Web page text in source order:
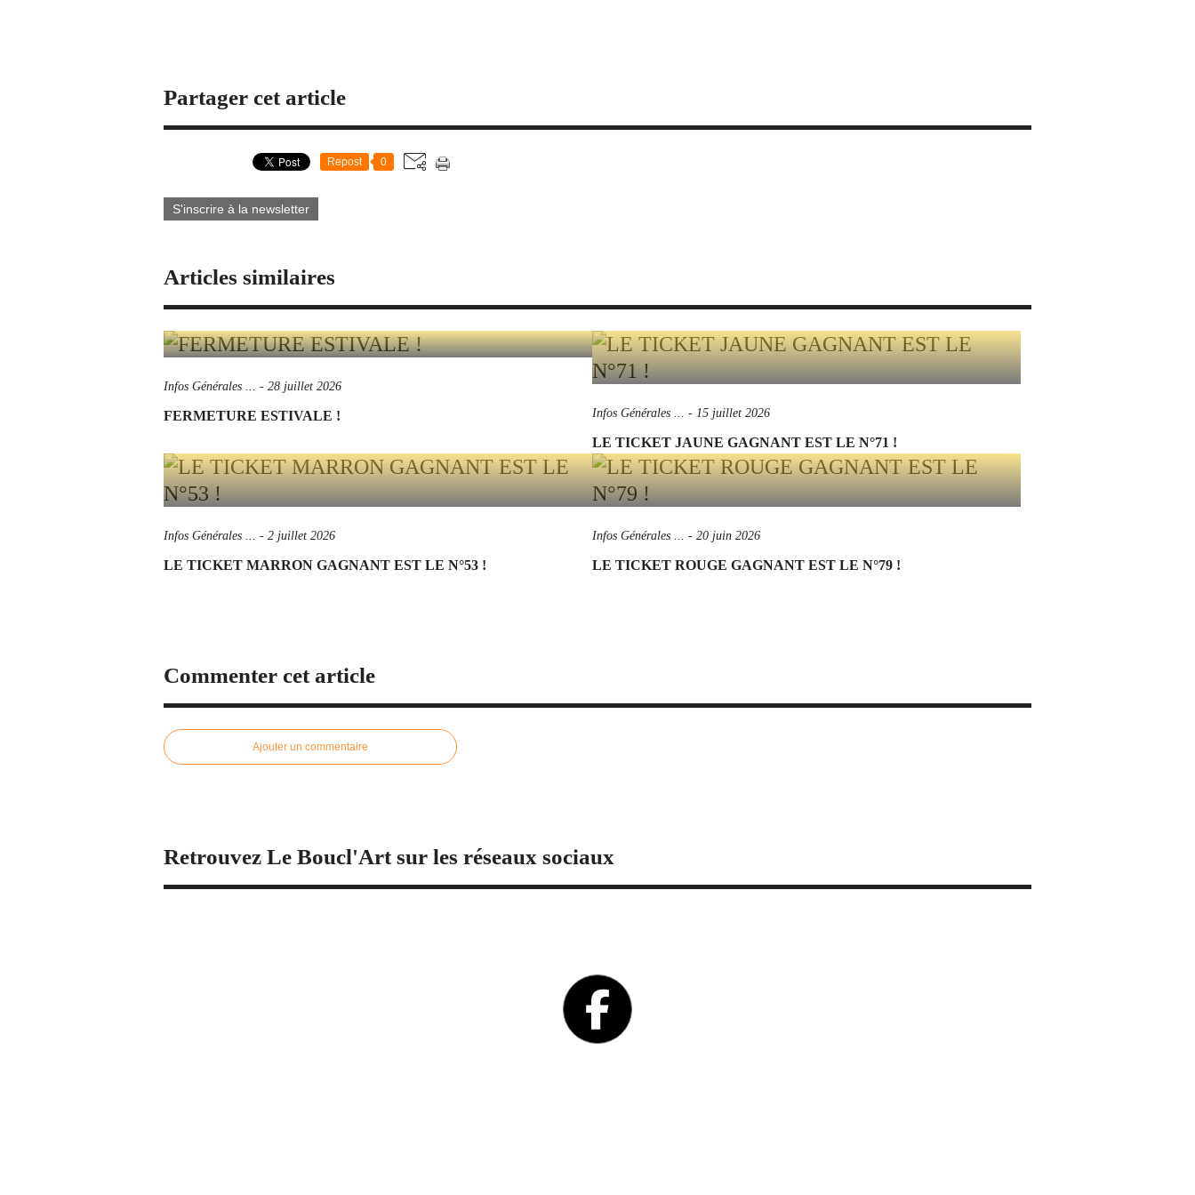
Partager cet article
Repost 0
S'inscrire à la newsletter
Articles similaires
Infos Générales ... - 28 juillet 2026
FERMETURE ESTIVALE ! Infos Générales ... - 15 juillet 2026
LE TICKET JAUNE GAGNANT EST LE N°71 !
Infos Générales ... - 2 juillet 2026
LE TICKET MARRON GAGNANT EST LE N°53 !
Infos Générales ... - 20 juin 2026
LE TICKET ROUGE GAGNANT EST LE N°79 !
Commenter cet article
Ajouter un commentaire
Retrouvez Le Boucl'Art sur les réseaux sociaux